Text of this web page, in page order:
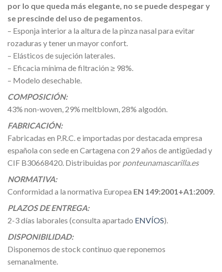
por lo que queda más elegante, no se puede despegar y
se prescinde del uso de pegamentos
– Esponja interior a la altura de la pinza nasal para evitar
rozaduras y tener un mayor confort.
– Elásticos de sujeción laterales.
– Eficacia mínima de filtración ≥ 98%.
– Modelo desechable.
COMPOSICIÓN:
43% non-woven, 29% meltblown, 28% algodón.
FABRICACIÓN:
Fabricadas en P.R.C. e importadas por destacada empresa
española con sede en Cartagena con 29 años de antigüedad y
CIF B30668420. Distribuidas por ponteunamascarilla.es
NORMATIVA:
Conformidad a la normativa Europea EN 149:2001+A1:2009
PLAZOS DE ENTREGA:
2-3 días laborales (consulta apartado ENVÍOS).
DISPONIBILIDAD:
Disponemos de stock continuo que reponemos
semanalmente.